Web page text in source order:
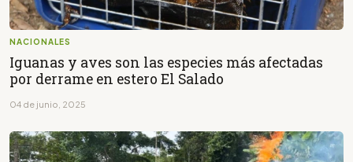
NACIONALES
Iguanas y aves son las especies más afectadas
por derrame en estero El Salado
04 de junio, 2025